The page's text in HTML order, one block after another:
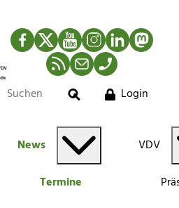
Facebook
TwitterYouTubeInstagram
LinkedIn
RSS-Newsfeed
MailTelefon
Suche
Login
News
Termine
VDV